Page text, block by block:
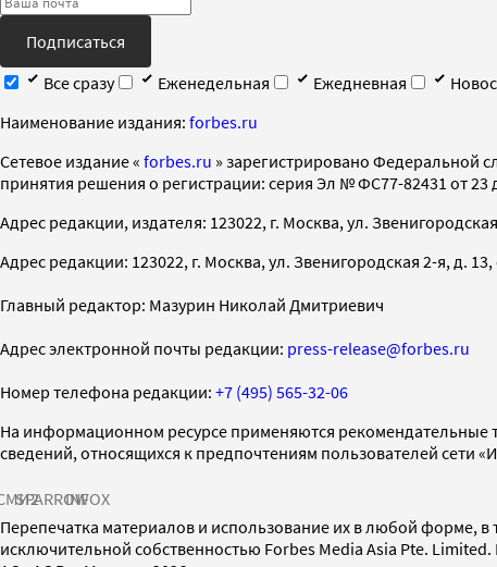
Подписаться
Все сразу
Еженедельная Ежедневная
Наименование издания: forbes.ru
Cетевое издание « forbes.ru » зарегистрировано Федеральной
принятия решения о регистрации: серия Эл № ФС77-82431 от 23
Адрес редакции, издателя: 123022, г. Москва, ул.
Адрес редакции: 123022, г. Москва, ул. Звенигородская 2-я, д. 13,
Главный редактор: Мазурин Николай Дмитриевич
Адрес электронной почты редакции: press-release@forbes.ru
Номер телефона редакции: +7 (495) 565-32-06
На информационном ресурсе применяются рекомендательные
сведений, относящихся к предпочтениям пользователей сети
SPARROWINFOX
Перепечатка материалов и использование их в любой форме,
исключительной собственностью Forbes Media Asia Pte.